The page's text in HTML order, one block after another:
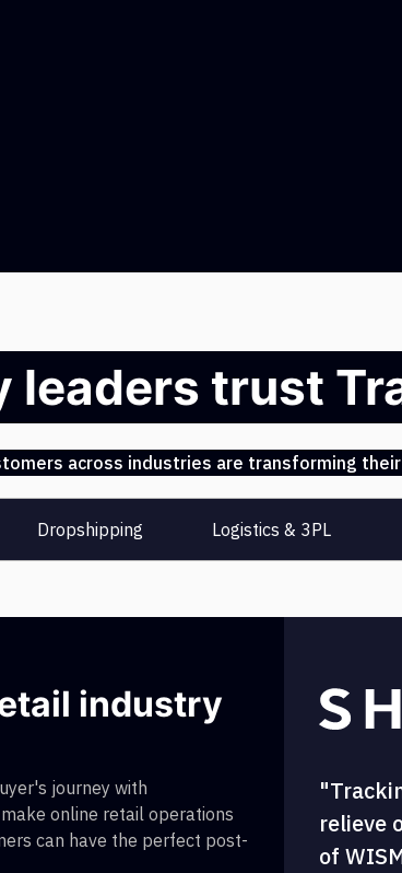
leaders trust
across industries are transforming
Dropshipping Logistics & 3PL
industry
journey with
online retail operations
can have the perfect post-
relieve
of